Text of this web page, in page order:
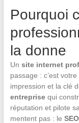
Pourquoi
la donne
Un site internet
passage : c’est
impression et la clé
entreprisequi
réputation et pilote
mentent pas : le SEO